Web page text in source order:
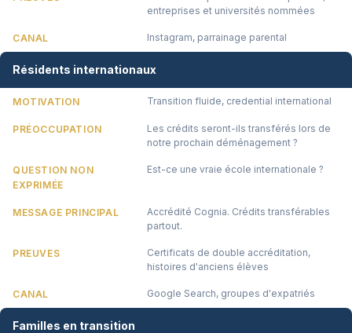
entreprises et universités nommées
CANAL Instagram, parrainage parental
Résidents internationaux
MOTIVATION Transition fluide, credential international
PRÉOCCUPATION
Les crédits seront-ils transférés lors de
notre prochain déménagement ?
QUESTION NON
EXPRIMÉE
Est-ce une vraie école internationale ?
MESSAGE PRINCIPAL
Accrédité Cognia. Crédits transférables
partout.
PREUVES
Certificats de double accréditation,
histoires d'anciens élèves
CANAL Google Search, groupes d'expatriés
Familles en transition